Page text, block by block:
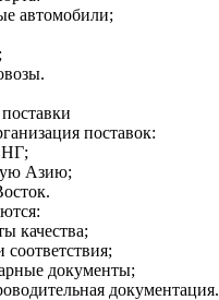
автомобили;
поставок:
Азию;
качества;
соответствия;
документы;
документация.